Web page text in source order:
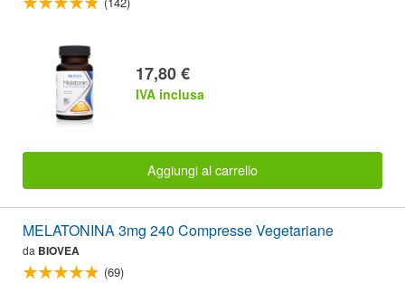
17,80 €
IVA inclusa
Aggiungi al carrello
MELATONINA 3mg 240 Compresse Vegetariane
da BIOVEA
(69)